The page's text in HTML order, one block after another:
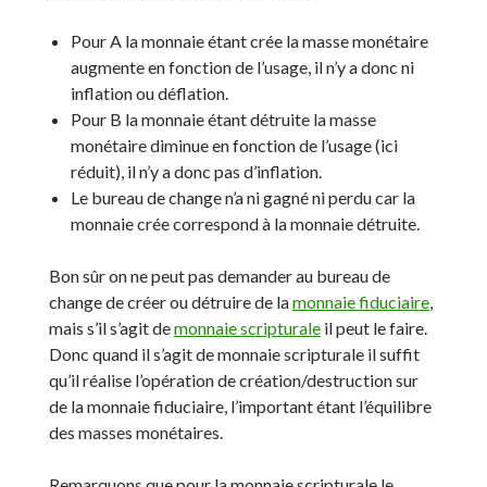
Pour A la monnaie étant crée la masse monétaire
augmente en fonction de l’usage, il n’y a donc ni
inflation ou déflation.
Pour B la monnaie étant détruite la masse
monétaire diminue en fonction de l’usage (ici
réduit), il n’y a donc pas d’inflation.
Le bureau de change n’a ni gagné ni perdu car la
monnaie crée correspond à la monnaie détruite.
Bon sûr on ne peut pas demander au bureau de
change de créer ou détruire de lamonnaie fiduciaire,
mais s’il s’agit demonnaie scripturaleil peut le faire.
Donc quand il s’agit de monnaie scripturale il suffit
qu’il réalise l’opération de création/destruction sur
de la monnaie fiduciaire, l’important étant l’équilibre
des masses monétaires.